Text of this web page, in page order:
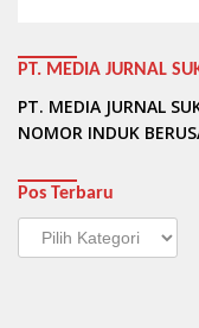
PT. MEDIA JURNAL
PT. MEDIA JURNAL
NOMOR INDUK
Pos Terbaru
Pos
Terbaru